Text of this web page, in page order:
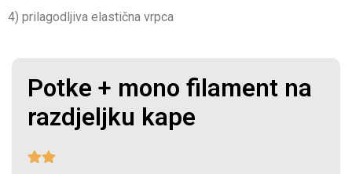
4) prilagodljiva elastična vrpca
Potke + mono filament na
razdjeljku kape